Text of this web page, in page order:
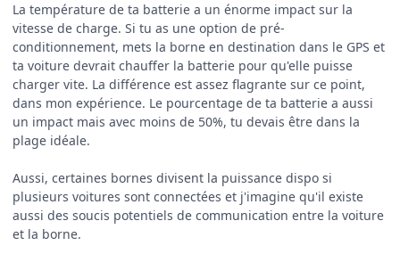
La température de ta batterie a un énorme impact sur la
vitesse de charge. Si tu as une option de pré-
conditionnement, mets la borne en destination dans le GPS et
ta voiture devrait chauffer la batterie pour qu'elle puisse
charger vite. La différence est assez flagrante sur ce point,
dans mon expérience. Le pourcentage de ta batterie a aussi
un impact mais avec moins de 50%, tu devais être dans la
plage idéale.
Aussi, certaines bornes divisent la puissance dispo si
plusieurs voitures sont connectées et j'imagine qu'il existe
aussi des soucis potentiels de communication entre la voiture
et la borne.